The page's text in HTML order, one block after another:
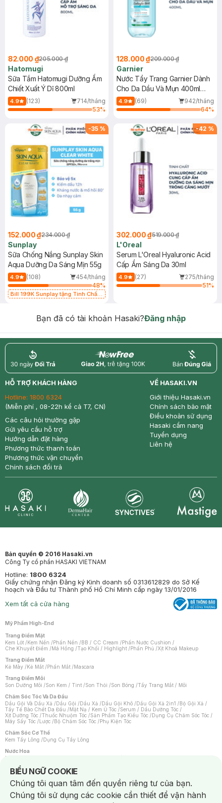
82.000 ₫205.000 ₫
Hatomugi
Sữa Tắm Hatomugi Dưỡng Ẩm
Chiết Xuất Ý Dĩ 800ml
4.9 (123)
714/tháng
53%
128.000 ₫209.000 ₫
Garnier
Nước Tẩy Trang Garnier Dành
Cho Da Dầu Và Mụn 400ml
(Mới)
4.9 (69)
942/tháng
64%
-35 %
152.000 ₫234.000 ₫
Sunplay
Sữa Chống Nắng Sunplay Skin
Aqua Dưỡng Da Sáng Mịn 55g
4.9 (108)
454/tháng
48%
Bill 199K Sunplay tặng Tinh Chất
-42 %
302.000 ₫519.000 ₫
L'Oreal
Serum L'Oreal Hyaluronic Acid
Cấp Ẩm Sáng Da 30ml
4.9 (27)
275/tháng
51%
Bạn đã có tài khoản Hasaki?Đăng nhập
return nowfree price
HỖ TRỢ KHÁCH HÀNG
Hotline: 1800 6324
(Miễn phí , 08-22h kể cả T7, CN)
Các câu hỏi thường gặp
Gửi yêu cầu hỗ trợ
Hướng dẫn đặt hàng
Phương thức thanh toán
Phương thức vận chuyển
Chính sách đổi trả
VỀ HASAKI.VN
Giới thiệu Hasaki.vn
Chính sách bảo mật
Điều khoản sử dụng
Hasaki cẩm nang
Tuyển dụng
Liên hệ
Bản quyền © 2016 Hasaki.vn
Công Ty cổ phần HASAKI VIETNAM
Hotline: 1800 6324
Giấy chứng nhận Đăng ký Kinh doanh số 0313612829 do Sở Kế
hoạch và Đầu tư Thành phố Hồ Chí Minh cấp ngày 13/01/2016
Xem tất cả cửa hàng
Mỹ Phẩm High-End
Trang Điểm Mặt
Kem Lót /Kem Nền /Phấn Nền /BB / CC Cream /Phấn Nước Cushion /
Che Khuyết Điểm /Má Hồng /Tạo Khối / Highlight /Phấn Phủ /Xịt Khoá Makeup
Trang Điểm Mắt
Kẻ Mày /Kẻ Mắt /Phấn Mắt /Mascara
Trang Điểm Môi
Son Dưỡng Môi /Son Kem / Tint /Son Thỏi /Son Bóng /Tẩy Trang Mắt / Môi
Chăm Sóc Tóc Và Da Đầu
Dầu Gội Và Dầu Xả /Dầu Gội /Dầu Xả /Dầu Gội Khô /Dầu Gội Xả 2in1 /Bộ Gội Xả /
Tẩy Tế Bào Chết Da Đầu /Mặt Nạ / Kem Ủ Tóc /Serum / Dầu Dưỡng Tóc /
Xịt Dưỡng Tóc /Thuốc Nhuộm Tóc /Sản Phẩm Tạo Kiểu Tóc /Dụng Cụ Chăm Sóc Tóc /
Máy Sấy Tóc /Lược /Bộ Chăm Sóc Tóc /Phụ Kiện Tóc
Chăm Sóc Cơ Thể
Kem Tẩy Lông /Dụng Cụ Tẩy Lông
Nước Hoa
Nước Hoa Nữ
Chăm Sóc Cá Nhân
Chống Muỗi /Khẩu Trang /Máy Massage/Mặt Nạ Xông Hơi /Nước Rửa Tay/
Sản Phẩm Chăm Sóc Khác /Bàn Chải Đánh Răng /Bàn Chải Điện/
Hỗ Trợ Trắng Răng/Kem Đánh Răng /Máy Tăm Nước/ Nước Súc Miệng/
Tăm / Chỉ Nha Khoa/ Xịt Thơm Miệng / Dung Dịch Vệ Sinh/Dưỡng Vùng Kín/
BIỂU NGỮ COOKIE
Notice about cookies usage
Chúng tôi quan tâm đến quyền riêng tư của bạn.
Chúng tôi sử dụng các cookie cần thiết để vận hành